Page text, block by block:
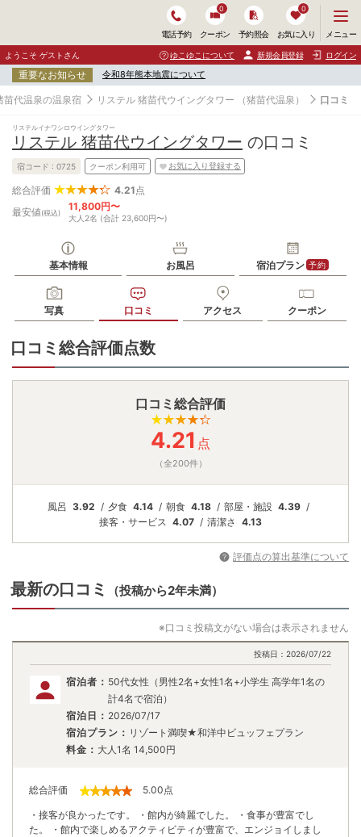
電話予約 クーポン
0
予約照会 お気に入り
0
ニ
ュ
ー
開
く
メニュー
ようこそ ゲストさん ゆこゆこについて 新規会員登録 ログイン
重要なお知らせ 令和8年熊本地震について
苗代温泉の温泉宿 リステル 猪苗代ウイングタワー （猪苗代温泉） 口コミ
リステルイナワシロウイングタワー
リステル 猪苗代ウイングタワー の口コミ
宿コード : 0725 クーポン利用可 お気に入り登録する
総合評価 4.21 点
最安値(税込)
11,800円〜
大人2名 (合計 23,600円〜)
基本情報 お風呂 宿泊プラン 予約
写真 口コミ アクセス クーポン
口コミ総合評価点数
口コミ総合評価
4.21 点
（全200件）
風呂 3.92 夕食 4.14 朝食 4.18 部屋・施設 4.39
接客・ サービス 4.07 清潔さ 4.13
評価点の算出基準について
最新の口コミ （投稿から2年未満）
※口コミ投稿文がない場合は表示されません
投稿日： 2026/07/22
宿泊者： 50代女性（男性2名+女性1名+小学生 高学年1名の
計4名で宿泊）
宿泊日： 2026/07/17
宿泊プラン： リゾート満喫★和洋中ビュッフェプラン
料金： 大人1名 14,500円
総合評価 5.00点
・接客が良かったです。 ・館内が綺麗でした。 ・食事が豊富でし
た。 ・館内で楽しめるアクティビティが豊富で、エンジョイしまし